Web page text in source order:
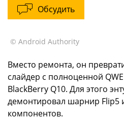
Обсудить
© Android Authority
Вместо ремонта, он
слайдер с полноценной
BlackBerry Q10. Для этого
демонтировал шарнир Flip5
компонентов.